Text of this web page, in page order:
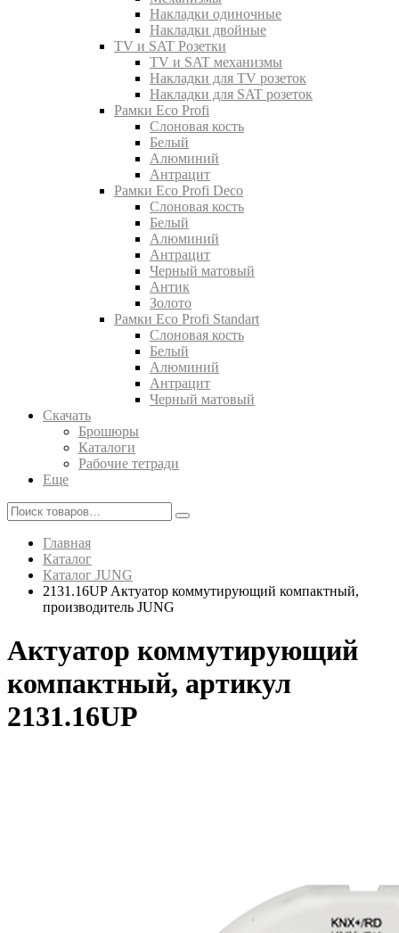
Накладки одиночные
Накладки двойные
TV и SAT Розетки
TV и SAT механизмы
Накладки для TV розеток
Накладки для SAT розеток
Рамки Eco Profi
Слоновая кость
Белый
Алюминий
Антрацит
Рамки Eco Profi Deco
Слоновая кость
Белый
Алюминий
Антрацит
Черный матовый
Антик
Золото
Рамки Eco Profi Standart
Слоновая кость
Белый
Алюминий
Антрацит
Черный матовый
Скачать
Брошюры
Каталоги
Рабочие тетради
Еще
Главная
Каталог
Каталог JUNG
2131.16UP Актуатор коммутирующий компактный,
производитель JUNG
Актуатор коммутирующий
компактный, артикул
2131.16UP